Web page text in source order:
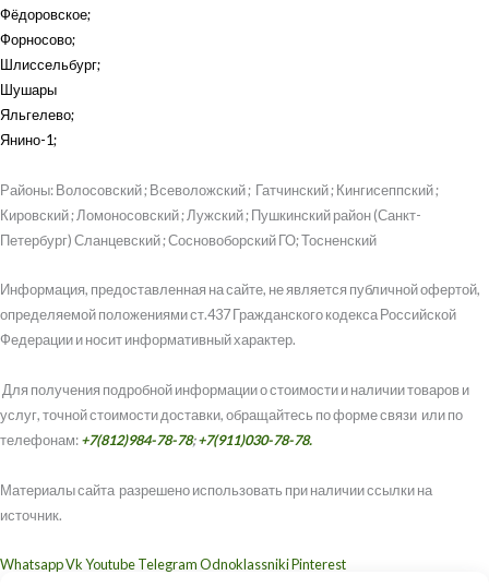
Фёдоровское;
Форносово;
Шлиссельбург;
Шушары
Яльгелево;
Янино-1;
Районы: Волосовский ; Всеволожский ; Гатчинский ; Кингисеппский ;
Кировский ; Ломоносовский ; Лужский ; Пушкинский район (Санкт-
Петербург) Сланцевский ; Сосновоборский ГО; Тосненский
Информация, предоставленная на сайте, не является публичной офертой,
определяемой положениями ст.437 Гражданского кодекса Российской
Федерации и носит информативный характер.
Для получения подробной информации о стоимости и наличии товаров и
услуг, точной стоимости доставки, обращайтесь по форме связи или по
телефонам:+7(812)984-78-78;+7(911)030-78-78.
Материалы сайта разрешено использовать при наличии ссылки на
источник.
WhatsappVkYoutubeTelegramOdnoklassnikiPinterest